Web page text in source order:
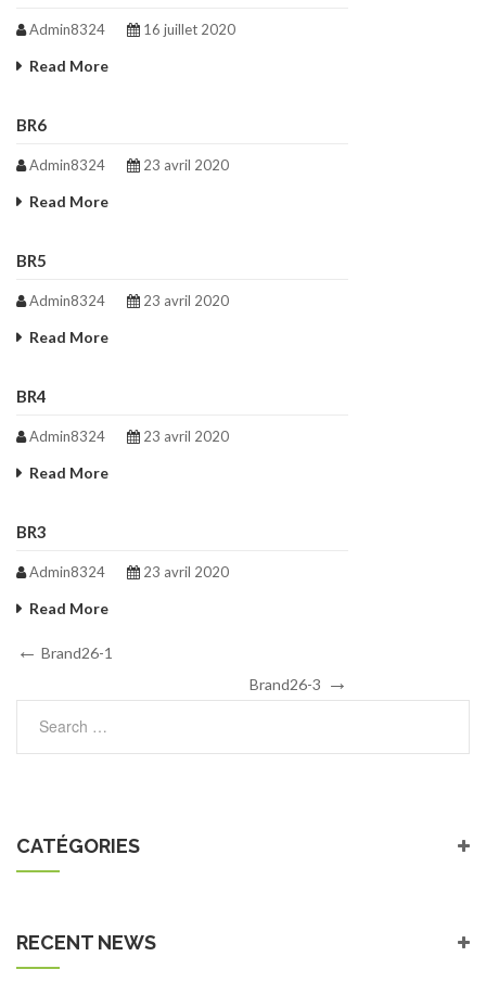
Admin8324 16 juillet 2020
Read More
BR6
Admin8324 23 avril 2020
Read More
BR5
Admin8324 23 avril 2020
Read More
BR4
Admin8324 23 avril 2020
Read More
BR3
Admin8324 23 avril 2020
Read More
Navigation
de
l’article
Previous
Brand26-1
Post
Brand26-3
CATÉGORIES
RECENT NEWS